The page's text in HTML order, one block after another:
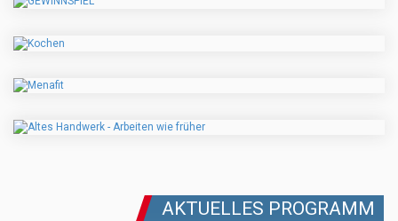
AKTUELLES PROGRAMM